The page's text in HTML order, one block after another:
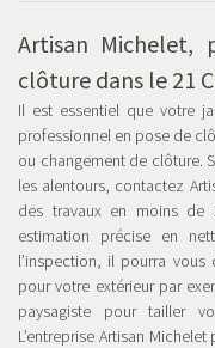
Artisan Michelet,
clôture dans le 21
Il est essentiel que votre
professionnel en pose de
ou changement de clôture.
les alentours, contactez
des travaux en moins de
estimation précise en
l’inspection, il pourra
pour votre extérieur par
paysagiste pour tailler
L’entreprise Artisan